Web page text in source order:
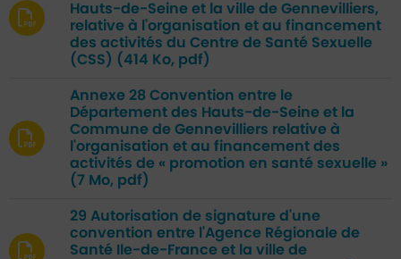
Hauts-de-Seine et la ville de Gennevilliers,
relative à l'organisation et au financement
des activités du Centre de Santé Sexuelle
(CSS) (414 Ko, pdf)
Annexe 28 Convention entre le
Département des Hauts-de-Seine et la
Commune de Gennevilliers relative à
l'organisation et au financement des
activités de « promotion en santé sexuelle »
(7 Mo, pdf)
29 Autorisation de signature d'une
convention entre l'Agence Régionale de
Santé Ile-de-France et la ville de